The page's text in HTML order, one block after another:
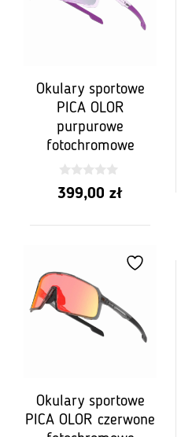
Okulary sportowe
PICA OLOR
purpurowe
fotochromowe
0
z
399,00 zł
Okulary sportowe
PICA OLOR czerwone